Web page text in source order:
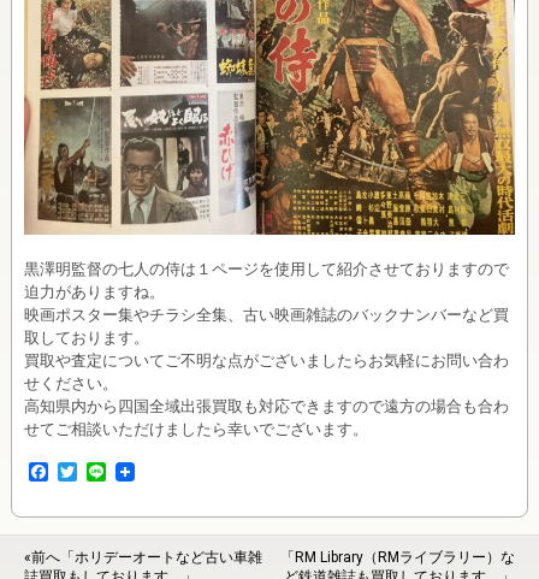
黒澤明監督の七人の侍は１ページを使用して紹介させておりますので
迫力がありますね。
映画ポスター集やチラシ全集、古い映画雑誌のバックナンバーなど買
取しております。
買取や査定についてご不明な点がございましたらお気軽にお問い合わ
せください。
高知県内から四国全域出張買取も対応できますので遠方の場合も合わ
せてご相談いただけましたら幸いでございます。
F
e
o
T
t
t
e
L
e
«前へ「ホリデーオートなど古い車雑
「RM Library（RMライブラリー）な